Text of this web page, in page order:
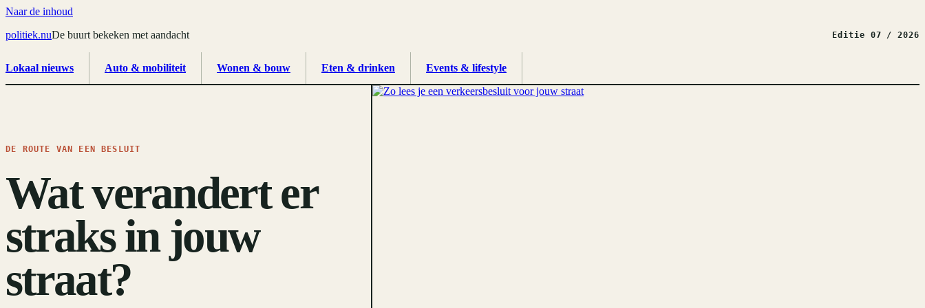
Naar de inhoud
politiek.nuDe buurt bekeken met aandacht Editie 07 / 2026
Lokaal nieuws Auto & mobiliteit Wonen & bouw Eten & drinken Events & lifestyle
DE ROUTE VAN EEN BESLUIT
Wat verandert er
straks in jouw
straat?